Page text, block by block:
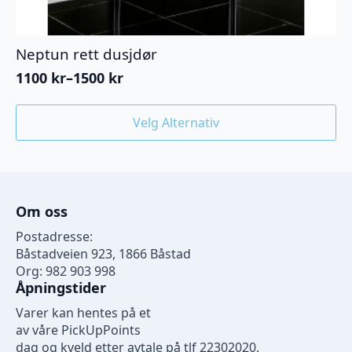
Neptun rett dusjdør
1100 kr–1500 kr
Prisområde:
1100 kr
1500 kr
Velg Alternativ
kan
velges
på
produktsiden
Om oss
Postadresse:
Båstadveien 923, 1866 Båstad
Org: 982 903 998
Åpningstider
Varer kan hentes på et
av våre PickUpPoints
dag og kveld etter avtale på tlf 22302020.